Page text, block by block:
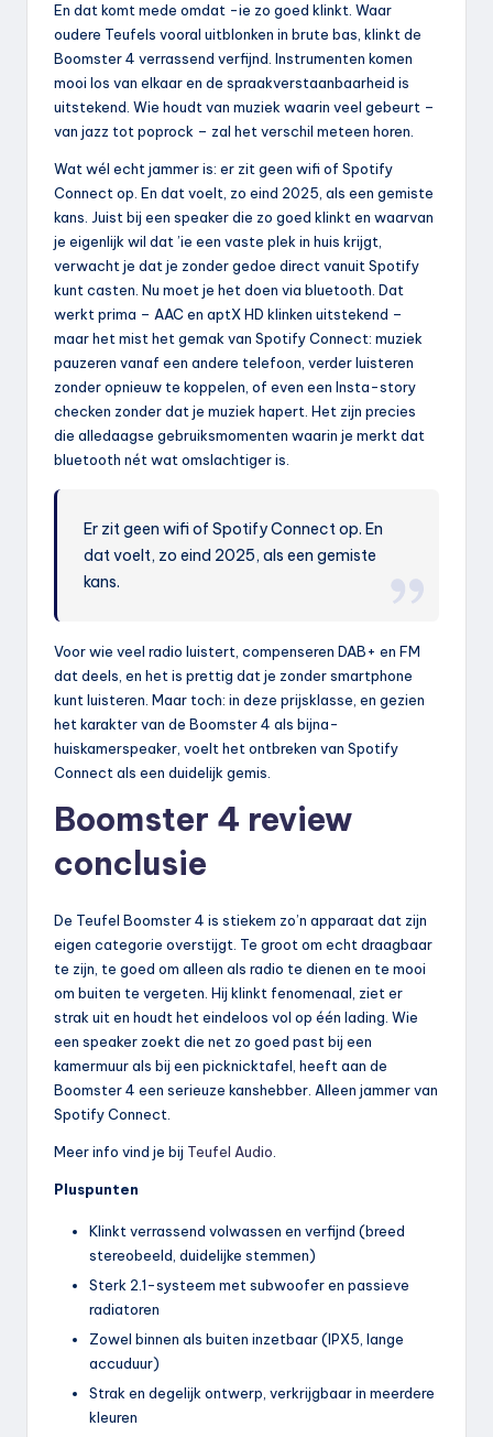
En dat komt mede omdat -ie zo goed klinkt. Waar
oudere Teufels vooral uitblonken in brute bas, klinkt de
Boomster 4 verrassend verfijnd. Instrumenten komen
mooi los van elkaar en de spraakverstaanbaarheid is
uitstekend. Wie houdt van muziek waarin veel gebeurt –
van jazz tot poprock – zal het verschil meteen horen.
Wat wél echt jammer is: er zit geen wifi of Spotify
Connect op. En dat voelt, zo eind 2025, als een gemiste
kans. Juist bij een speaker die zo goed klinkt en waarvan
je eigenlijk wil dat ’ie een vaste plek in huis krijgt,
verwacht je dat je zonder gedoe direct vanuit Spotify
kunt casten. Nu moet je het doen via bluetooth. Dat
werkt prima – AAC en aptX HD klinken uitstekend –
maar het mist het gemak van Spotify Connect: muziek
pauzeren vanaf een andere telefoon, verder luisteren
zonder opnieuw te koppelen, of even een Insta-story
checken zonder dat je muziek hapert. Het zijn precies
die alledaagse gebruiksmomenten waarin je merkt dat
bluetooth nét wat omslachtiger is.
Er zit geen wifi of Spotify Connect op. En
dat voelt, zo eind 2025, als een gemiste
kans.
Voor wie veel radio luistert, compenseren DAB+ en FM
dat deels, en het is prettig dat je zonder smartphone
kunt luisteren. Maar toch: in deze prijsklasse, en gezien
het karakter van de Boomster 4 als bijna-
huiskamerspeaker, voelt het ontbreken van Spotify
Connect als een duidelijk gemis.
Boomster 4 review
conclusie
De Teufel Boomster 4 is stiekem zo’n apparaat dat zijn
eigen categorie overstijgt. Te groot om echt draagbaar
te zijn, te goed om alleen als radio te dienen en te mooi
om buiten te vergeten. Hij klinkt fenomenaal, ziet er
strak uit en houdt het eindeloos vol op één lading. Wie
een speaker zoekt die net zo goed past bij een
kamermuur als bij een picknicktafel, heeft aan de
Boomster 4 een serieuze kanshebber. Alleen jammer van
Spotify Connect.
Meer info vind je bij Teufel Audio
Pluspunten
Klinkt verrassend volwassen en verfijnd (breed
stereobeeld, duidelijke stemmen)
Sterk 2.1-systeem met subwoofer en passieve
radiatoren
Zowel binnen als buiten inzetbaar (IPX5, lange
accuduur)
Strak en degelijk ontwerp, verkrijgbaar in meerdere
kleuren